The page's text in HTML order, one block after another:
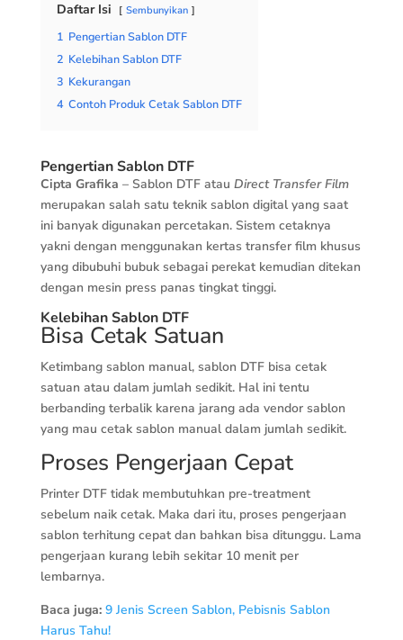
Daftar Isi Sembunyikan
1 Pengertian Sablon DTF
2 Kelebihan Sablon DTF
3 Kekurangan
4 Contoh Produk Cetak Sablon DTF
Pengertian Sablon DTF
Cipta Grafika – Sablon DTF atau Direct Transfer Film
merupakan salah satu teknik sablon digital yang saat
ini banyak digunakan percetakan. Sistem cetaknya
yakni dengan menggunakan kertas transfer film khusus
yang dibubuhi bubuk sebagai perekat kemudian ditekan
dengan mesin press panas tingkat tinggi.
Kelebihan Sablon DTF
Bisa Cetak Satuan
Ketimbang sablon manual, sablon DTF bisa cetak
satuan atau dalam jumlah sedikit. Hal ini tentu
berbanding terbalik karena jarang ada vendor sablon
yang mau cetak sablon manual dalam jumlah sedikit.
Proses Pengerjaan Cepat
Printer DTF tidak membutuhkan pre-treatment
sebelum naik cetak. Maka dari itu, proses pengerjaan
sablon terhitung cepat dan bahkan bisa ditunggu. Lama
pengerjaan kurang lebih sekitar 10 menit per
lembarnya.
Baca juga: 9 Jenis Screen Sablon, Pebisnis Sablon
Harus Tahu!